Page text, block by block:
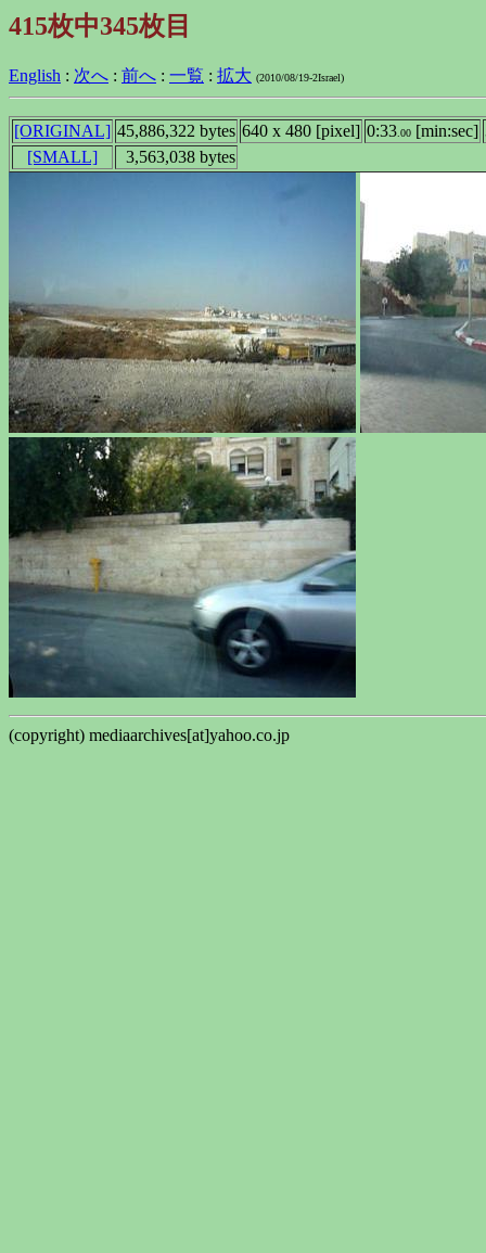
415枚中345枚目
English : 次へ : 前へ : 一覧 : 拡大 (2010/08/19-2Israel)
[ORIGINAL] 45,886,322 bytes 640 x 480 [pixel] 0:33 .00 [min:sec]
[SMALL]
3,563,038 bytes
(copyright) mediaarchives[at]yahoo.co.jp